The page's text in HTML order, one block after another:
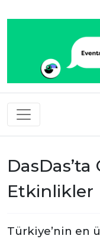
Eventmag
DasDas’ta
Etkinlikler
Türkiye’nin en